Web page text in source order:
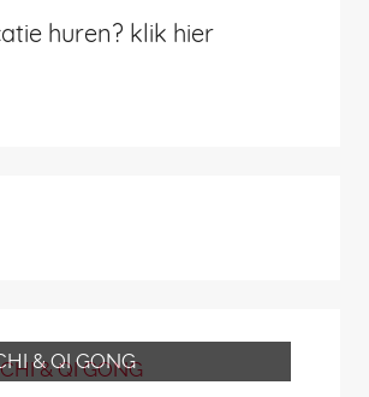
huren? klik hier
& QI GONG